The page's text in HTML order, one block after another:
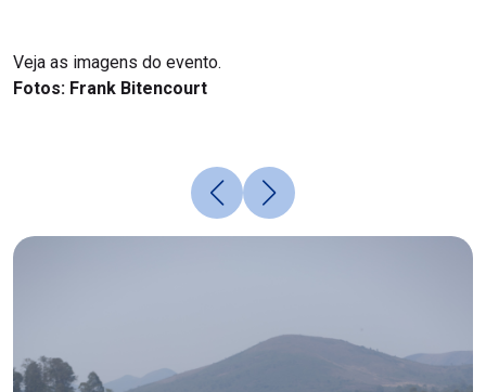
Veja as imagens do evento.
Fotos: Frank Bitencourt